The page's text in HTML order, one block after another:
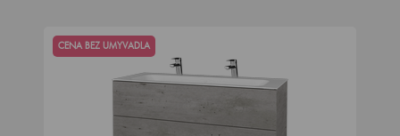
CENA BEZ UMYVADLA